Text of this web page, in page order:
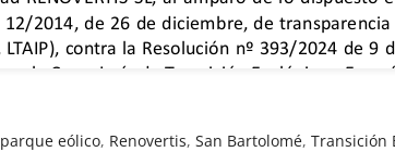
parque eólico, Renovertis,San Bartolomé,Transición